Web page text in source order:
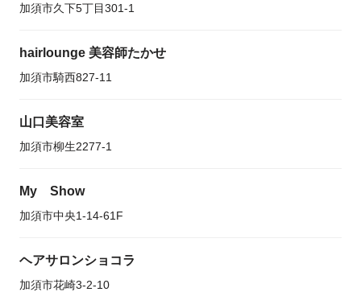
加須市久下5丁目301-1
hairlounge 美容師たかせ
加須市騎西827-11
山口美容室
加須市柳生2277-1
My Show
加須市中央1-14-61F
ヘアサロンショコラ
加須市花崎3-2-10